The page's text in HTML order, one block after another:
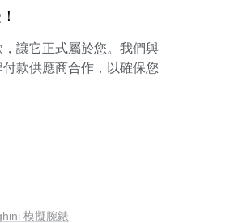
讓它正式屬於您。我們與
款供應商合作，以確保您
模擬腕錶